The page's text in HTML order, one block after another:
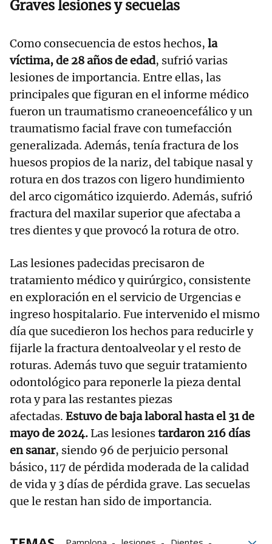
Graves lesiones y secuelas
Como consecuencia de estos hechos, la
víctima, de 28 años de edad, sufrió varias
lesiones de importancia. Entre ellas, las
principales que figuran en el informe médico
fueron un traumatismo craneoencefálico y un
traumatismo facial frave con tumefacción
generalizada. Además, tenía fractura de los
huesos propios de la nariz, del tabique nasal y
rotura en dos trazos con ligero hundimiento
del arco cigomático izquierdo. Además, sufrió
fractura del maxilar superior que afectaba a
tres dientes y que provocó la rotura de otro.
Las lesiones padecidas precisaron de
tratamiento médico y quirúrgico, consistente
en exploración en el servicio de Urgencias e
ingreso hospitalario. Fue intervenido el mismo
día que sucedieron los hechos para reducirle y
fijarle la fractura dentoalveolar y el resto de
roturas. Además tuvo que seguir tratamiento
odontológico para reponerle la pieza dental
rota y para las restantes piezas
afectadas. Estuvo de baja laboral hasta el 31 de
mayo de 2024.Las lesionestardaron 216 días
en sanar, siendo 96 de perjuicio personal
básico, 117 de pérdida moderada de la calidad
de vida y 3 días de pérdida grave. Las secuelas
que le restan han sido de importancia.